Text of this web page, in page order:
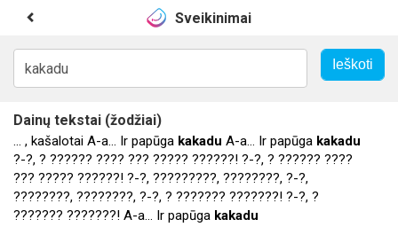
Sveikinimai
Dainų tekstai (žodžiai)
... , kašalotai A-a… Ir papūga kakadu A-a… Ir papūga kakadu
?-?, ? ?????? ???? ??? ????? ??????! ?-?, ? ?????? ????
??? ????? ??????! ?-?, ?????????, ????????, ?-?,
????????, ????????, ?-?, ? ??????? ???????! ?-?, ?
??????? ???????! A-a… Ir papūga kakadu